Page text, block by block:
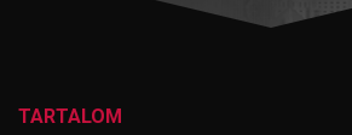
TARTALOM